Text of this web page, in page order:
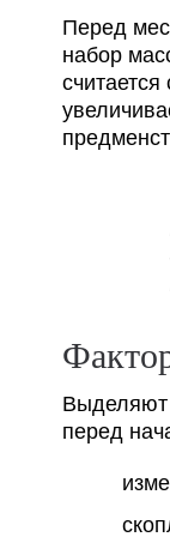
Перед
набор
Выделяют
перед